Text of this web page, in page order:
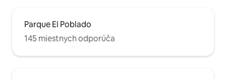
Parque El Poblado
145 miestnych odporúča